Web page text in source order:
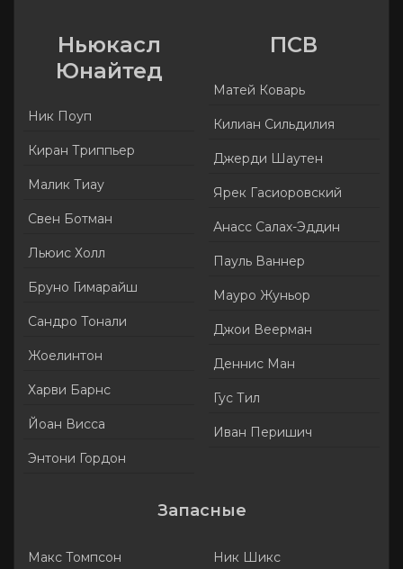
Ньюкасл
Юнайтед
Ник Поуп
Киран Триппьер
Малик Тиау
Свен Ботман
Льюис Холл
Бруно Гимарайш
Сандро Тонали
Жоелинтон
Харви Барнс
Йоан Висса
Энтони Гордон
ПСВ
Матей Коварь
Килиан Сильдилия
Джерди Шаутен
Ярек Гасиоровский
Анасс Салах-Эддин
Пауль Ваннер
Мауро Жуньор
Джои Веерман
Деннис Ман
Гус Тил
Иван Перишич
Запасные
Макс Томпсон Ник Шикс